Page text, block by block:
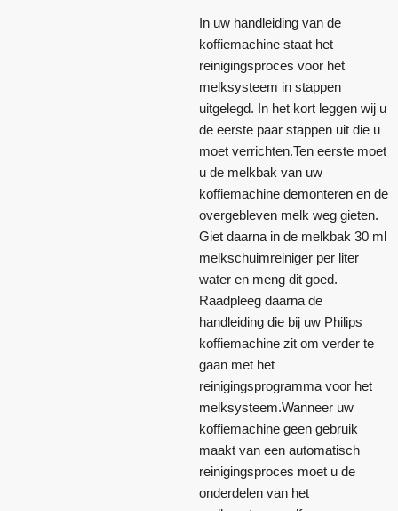
In uw handleiding van de
koffiemachine staat het
reinigingsproces voor het
melksysteem in stappen
uitgelegd. In het kort leggen wij u
de eerste paar stappen uit die u
moet verrichten.Ten eerste moet
u de melkbak van uw
koffiemachine demonteren en de
overgebleven melk weg gieten.
Giet daarna in de melkbak 30 ml
melkschuimreiniger per liter
water en meng dit goed.
Raadpleeg daarna de
handleiding die bij uw Philips
koffiemachine zit om verder te
gaan met het
reinigingsprogramma voor het
melksysteem.Wanneer uw
koffiemachine geen gebruik
maakt van een automatisch
reinigingsproces moet u de
onderdelen van het